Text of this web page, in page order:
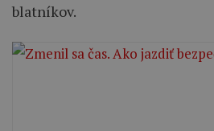
blatníkov.